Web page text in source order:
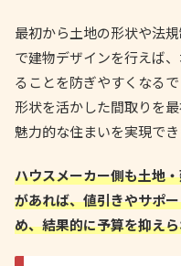
最初から土地の形状や法
で建物デザインを行えば
ることを防ぎやすくなる
形状を活かした間取りを
魅力的な住まいを実現でき
ハウスメーカー側も土地
があれば、値引きやサポ
め、結果的に予算を抑え